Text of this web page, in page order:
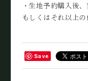
・生地予約購入後
もしくはそれ以上
Save